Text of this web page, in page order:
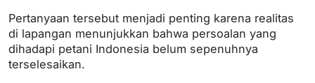
Pertanyaan tersebut menjadi penting karena realitas
di lapangan menunjukkan bahwa persoalan yang
dihadapi petani Indonesia belum sepenuhnya
terselesaikan.